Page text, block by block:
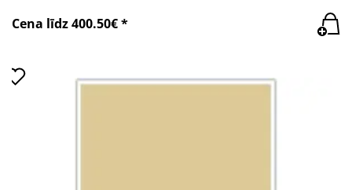
Cena līdz 400.50€ *